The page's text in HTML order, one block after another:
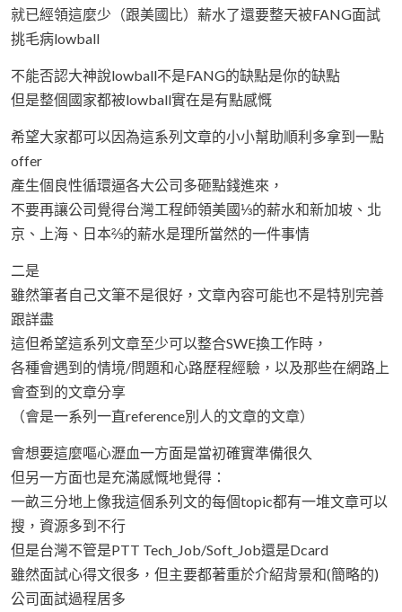
就已經領這麼少（跟美國比）薪水了還要整天被FANG面試
挑毛病lowball
不能否認大神說lowball不是FANG的缺點是你的缺點
但是整個國家都被lowball實在是有點感慨
希望大家都可以因為這系列文章的小小幫助順利多拿到一點
offer
產生個良性循環逼各大公司多砸點錢進來，
不要再讓公司覺得台灣工程師領美國⅓的薪水和新加坡、北
京、上海、日本⅔的薪水是理所當然的一件事情
二是
雖然筆者自己文筆不是很好，文章內容可能也不是特別完善
跟詳盡
這但希望這系列文章至少可以整合SWE換工作時，
各種會遇到的情境/問題和心路歷程經驗，以及那些在網路上
會查到的文章分享
（會是一系列一直reference別人的文章的文章）
會想要這麼嘔心瀝血一方面是當初確實準備很久
但另一方面也是充滿感慨地覺得：
一畝三分地上像我這個系列文的每個topic都有一堆文章可以
搜，資源多到不行
但是台灣不管是PTT Tech_Job/Soft_Job還是Dcard
雖然面試心得文很多，但主要都著重於介紹背景和(簡略的)
公司面試過程居多